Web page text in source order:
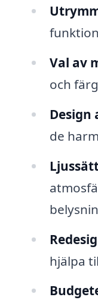
Val av
och
Design
de
hjälpa